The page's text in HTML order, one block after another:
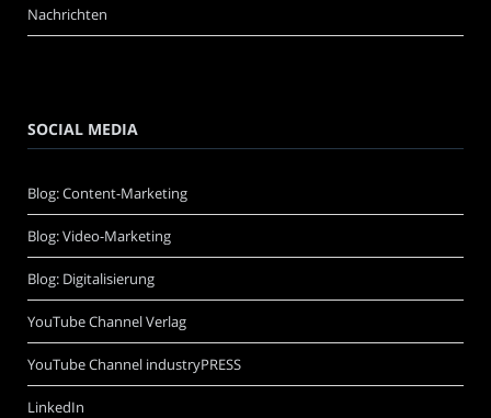
Nachrichten
SOCIAL MEDIA
Blog: Content-Marketing
Blog: Video-Marketing
Blog: Digitalisierung
YouTube Channel Verlag
YouTube Channel industryPRESS
LinkedIn